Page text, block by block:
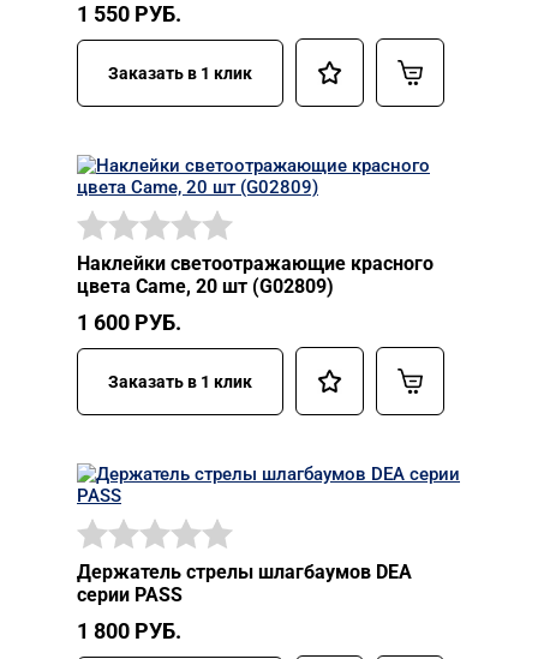
1 550 РУБ.
Заказать в 1 клик
Наклейки светоотражающие красного
цвета Came, 20 шт (G02809)
1 600 РУБ.
Заказать в 1 клик
Держатель стрелы шлагбаумов DEA
серии PASS
1 800 РУБ.